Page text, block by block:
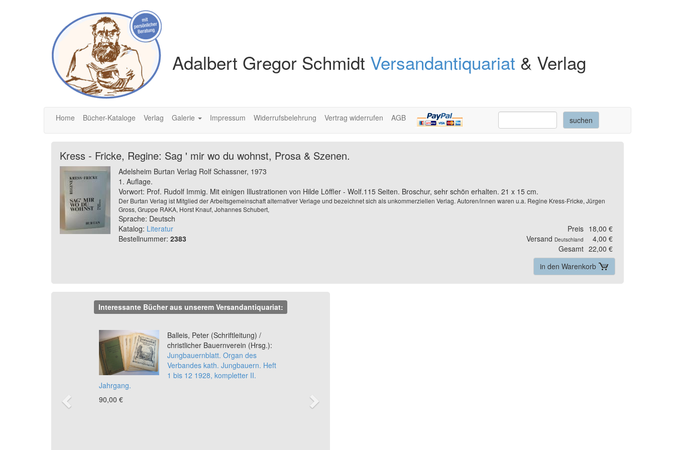
Adalbert Gregor Schmidt Versandantiquariat & Verlag
Home Bücher-Kataloge Verlag Galerie Impressum Widerrufsbelehrung Vertrag widerrufen AGB
Kress - Fricke, Regine: Sag ' mir wo du wohnst, Prosa & Szenen.
Adelsheim Burtan Verlag Rolf Schassner, 1973
1. Auflage.
Vorwort: Prof. Rudolf Immig. Mit einigen Illustrationen von Hilde Löffler - Wolf.115 Seiten. Broschur, sehr schön erhalten. 21 x 15 cm.
Der Burtan Verlag ist Mitglied der Arbeitsgemeinschaft alternativer Verlage und bezeichnet sich als unkommerziellen Verlag. Autoren/innen waren u.a. Regine Kress-Fricke, Jürgen
Gross, Gruppe RAKA, Horst Knauf, Johannes Schubert,
Sprache: Deutsch
Katalog: Literatur
Bestellnummer: 2383
Preis 18,00 €
Versand Deutschland
4,00 €
Gesamt 22,00 €
in den Warenkorb
Interessante Bücher aus unserem Versandantiquariat:
Balleis, Peter (Schriftleitung) /
christlicher Bauernverein (Hrsg.):
Jungbauernblatt. Organ des
Verbandes kath. Jungbauern. Heft
1 bis 12 1928, kompletter II.
Jahrgang.
90,00 €
Previous